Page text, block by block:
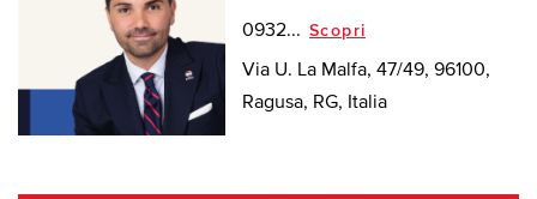
0932... Scopri
Via U. La Malfa, 47/49, 96100,
Ragusa, RG, Italia